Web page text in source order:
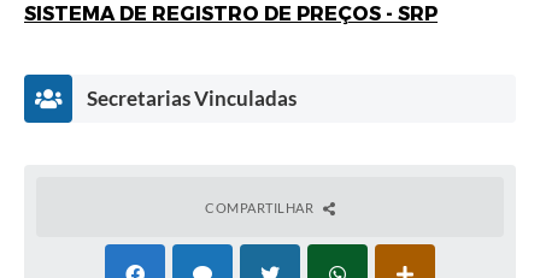
SISTEMA DE REGISTRO DE PREÇOS - SRP
Secretarias Vinculadas
COMPARTILHAR